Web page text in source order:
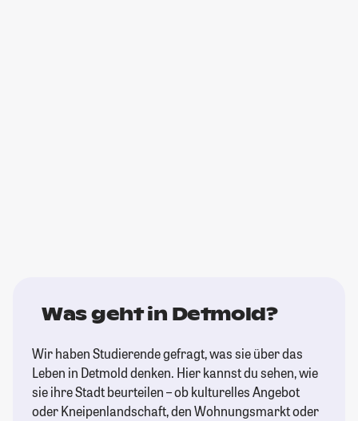
Was geht in Detmold?
Wir haben Studierende gefragt, was sie über das
Leben in Detmold denken. Hier kannst du sehen, wie
sie ihre Stadt beurteilen – ob kulturelles Angebot
oder Kneipenlandschaft, den Wohnungsmarkt oder